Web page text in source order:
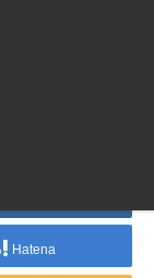
ださい
Hatena